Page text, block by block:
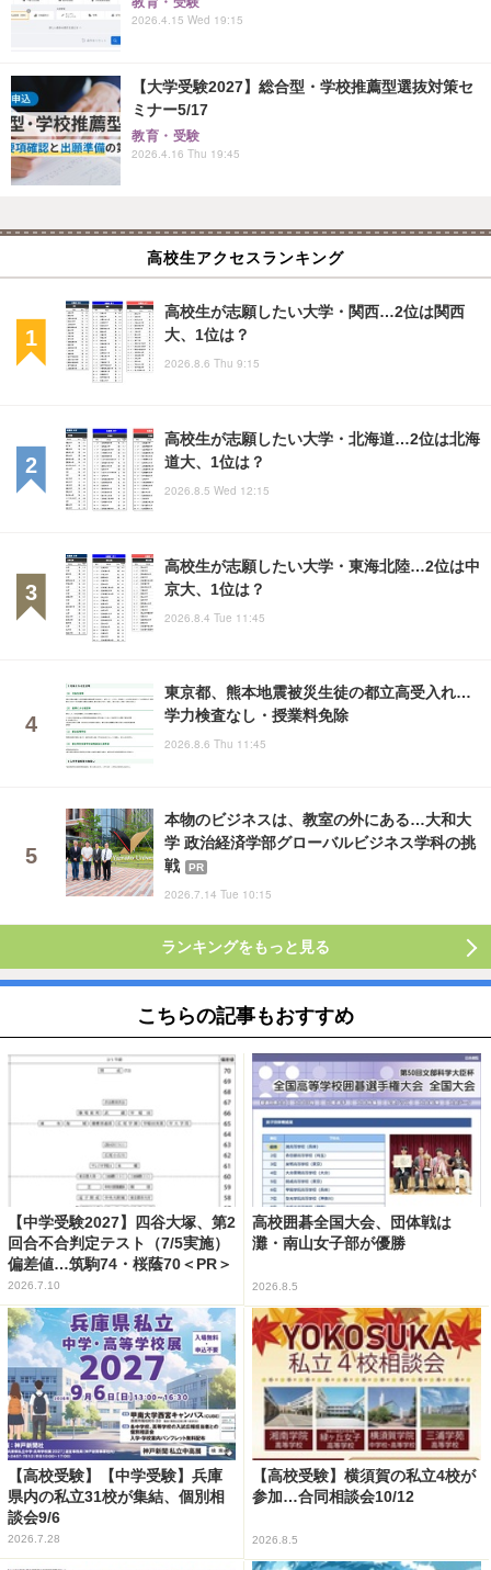
2026.4.15 Wed 19:15
【大学受験2027】総合型・学校推薦型選抜対策セ
ミナー5/17
教育・受験
2026.4.16 Thu 19:45
高校生アクセスランキング
高校生が志願したい大学・関西…2位は関西
大、1位は？
2026.8.6 Thu 9:15
高校生が志願したい大学・北海道…2位は北海
道大、1位は？
2026.8.5 Wed 12:15
高校生が志願したい大学・東海北陸…2位は中
京大、1位は？
2026.8.4 Tue 11:45
東京都、熊本地震被災生徒の都立高受入れ…
学力検査なし・授業料免除
2026.8.6 Thu 11:45
本物のビジネスは、教室の外にある…大和大
学 政治経済学部グローバルビジネス学科の挑
戦
PR
2026.7.14 Tue 10:15
ランキングをもっと見る
こちらの記事もおすすめ
【中学受験2027】四谷大塚、第2
回合不合判定テスト（7/5実施）
偏差値…筑駒74・桜蔭70＜PR＞
2026.7.10
高校囲碁全国大会、団体戦は
灘・南山女子部が優勝
2026.8.5
【高校受験】【中学受験】兵庫
県内の私立31校が集結、個別相
談会9/6
2026.7.28
【高校受験】横須賀の私立4校が
参加…合同相談会10/12
2026.8.5